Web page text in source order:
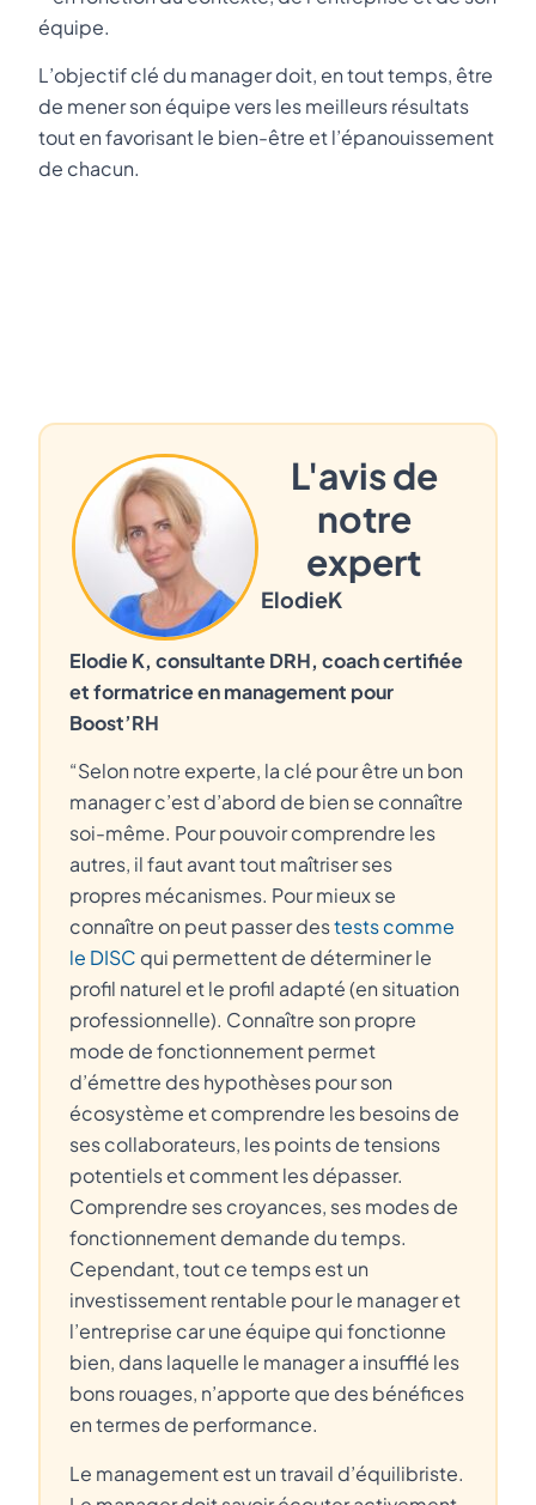
équipe.
L’objectif clé du manager doit, en tout temps, être
de mener son équipe vers les meilleurs résultats
tout en favorisant le bien-être et l’épanouissement
de chacun.
L'avis de
notre
expert
ElodieK
Elodie K, consultante DRH, coach certifiée
et formatrice en management pour
Boost’RH
“Selon notre experte, la clé pour être un bon
manager c’est d’abord de bien se connaître
soi-même. Pour pouvoir comprendre les
autres, il faut avant tout maîtriser ses
propres mécanismes. Pour mieux se
connaître on peut passer destests comme
le DISC qui permettent de déterminer le
profil naturel et le profil adapté (en situation
professionnelle). Connaître son propre
mode de fonctionnement permet
d’émettre des hypothèses pour son
écosystème et comprendre les besoins de
ses collaborateurs, les points de tensions
potentiels et comment les dépasser.
Comprendre ses croyances, ses modes de
fonctionnement demande du temps.
Cependant, tout ce temps est un
investissement rentable pour le manager et
l’entreprise car une équipe qui fonctionne
bien, dans laquelle le manager a insufflé les
bons rouages, n’apporte que des bénéfices
en termes de performance.
Le management est un travail d’équilibriste.